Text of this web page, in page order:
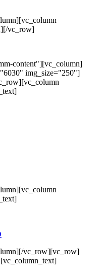
vc_row]
content"][vc_column]
img_size="250"]
vc_row][vc_row]